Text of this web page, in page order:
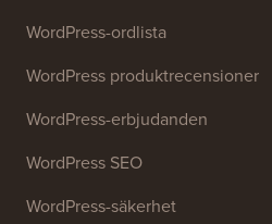
WordPress-ordlista
WordPress produktrecensioner
WordPress-erbjudanden
WordPress SEO
WordPress-säkerhet